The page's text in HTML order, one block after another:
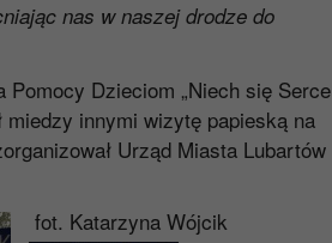
nas w naszej drodze do
Dzieciom „Niech się Serce
innymi wizytę papieską na
Urząd Miasta Lubartów
fot. Katarzyna Wójcik